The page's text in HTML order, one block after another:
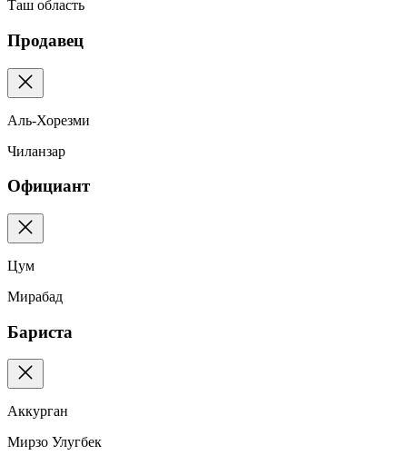
Таш область
Продавец
Аль-Хорезми
Чиланзар
Официант
Цум
Мирабад
Бариста
Аккурган
Мирзо Улугбек